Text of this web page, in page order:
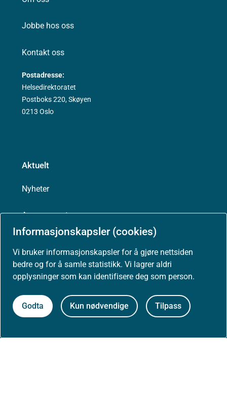
Informasjonskapsler (cookies)
Vi bruker informasjonskapsler for å gjøre nettsiden
bedre og for å samle statistikk. Vi lagrer aldri
opplysninger som kan identifisere deg som person.
Godta Kun nødvendige Tilpass
Jobbe hos oss
Kontakt oss
Postadresse:
Helsedirektoratet
Postboks 220, Skøyen
0213 Oslo
Aktuelt
Nyheter
Arrangementer
Presse